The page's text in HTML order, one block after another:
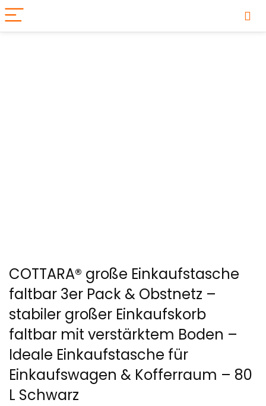
COTTARA® große Einkaufstasche
faltbar 3er Pack & Obstnetz –
stabiler großer Einkaufskorb
faltbar mit verstärktem Boden –
Ideale Einkaufstasche für
Einkaufswagen & Kofferraum – 80
L Schwarz